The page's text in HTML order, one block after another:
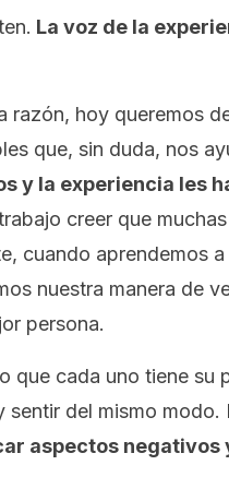
La voz de la
razón, hoy queremos
que, sin duda, nos
y la experiencia les
creer que
cuando aprendemos
nuestra manera de
persona.
que cada uno tiene su
sentir del mismo
aspectos negativos